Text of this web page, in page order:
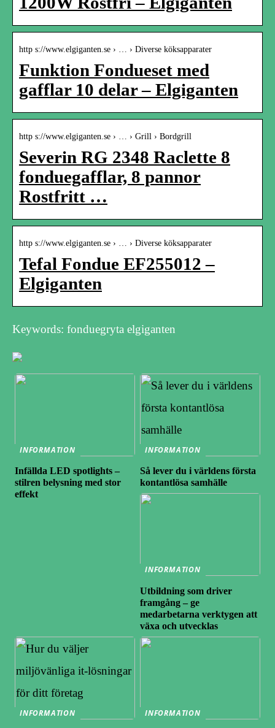
http s://www.elgiganten.se › … › Diverse köksapparater
Funktion Fondueset med
gafflar 10 delar – Elgiganten
http s://www.elgiganten.se › … › Grill › Bordgrill
Severin RG 2348 Raclette 8
fonduegafflar, 8 pannor
Rostfritt …
http s://www.elgiganten.se › … › Diverse köksapparater
Tefal Fondue EF255012 –
Elgiganten
Keywords: fonduegryta elgiganten
INFORMATION
Infällda LED spotlights –
stilren belysning med stor
effekt
INFORMATION
Så lever du i världens första
kontantlösa samhälle
INFORMATION
Utbildning som driver
framgång – ge
medarbetarna verktygen att
växa och utvecklas
INFORMATION INFORMATION